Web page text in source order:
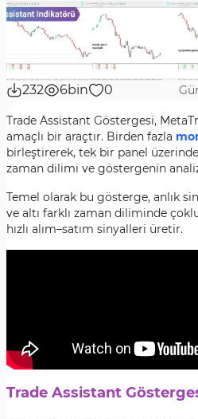
232 6bin 0
Trade Assistant Göstergesi,
amaçlı bir araçtır. Birden fazla
birleştirerek, tek bir panel
zaman dilimi ve göstergenin
Temel olarak bu gösterge, anlık
ve altı farklı zaman diliminde
hızlı alım–satım sinyalleri üretir.
Trade Assistant